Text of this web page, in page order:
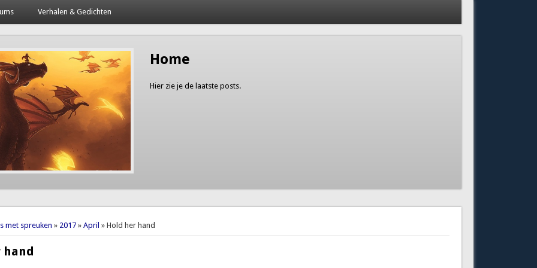
Verhalen & Gedichten
Home
Hier zie je de laatste posts.
met spreuken » 2017 »April » Hold her hand
hand